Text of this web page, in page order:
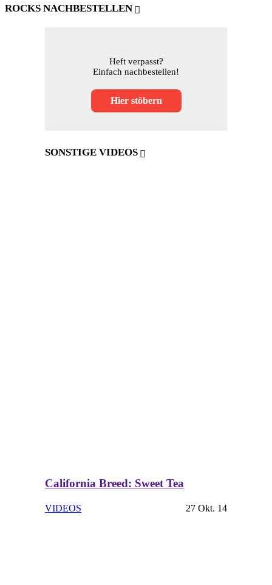
ROCKS NACHBESTELLEN
Heft verpasst?
Einfach nachbestellen!
Hier stöbern
SONSTIGE VIDEOS
California Breed: Sweet Tea
VIDEOS 27 Okt. 14